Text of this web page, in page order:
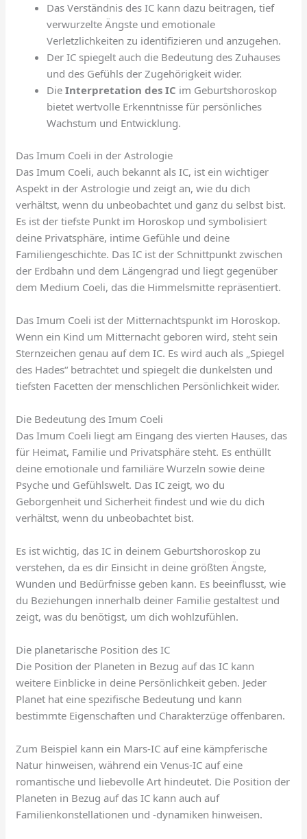
Das Verständnis des IC kann dazu beitragen, tief
verwurzelte Ängste und emotionale
Verletzlichkeiten zu identifizieren und anzugehen.
Der IC spiegelt auch die Bedeutung des Zuhauses
und des Gefühls der Zugehörigkeit wider.
DieInterpretation des IC im Geburtshoroskop
bietet wertvolle Erkenntnisse für persönliches
Wachstum und Entwicklung.
Das Imum Coeli in der Astrologie
Das Imum Coeli, auch bekannt als IC, ist ein wichtiger
Aspekt in der Astrologie und zeigt an, wie du dich
verhältst, wenn du unbeobachtet und ganz du selbst bist.
Es ist der tiefste Punkt im Horoskop und symbolisiert
deine Privatsphäre, intime Gefühle und deine
Familiengeschichte. Das IC ist der Schnittpunkt zwischen
der Erdbahn und dem Längengrad und liegt gegenüber
dem Medium Coeli, das die Himmelsmitte repräsentiert.
Das Imum Coeli ist der Mitternachtspunkt im Horoskop.
Wenn ein Kind um Mitternacht geboren wird, steht sein
Sternzeichen genau auf dem IC. Es wird auch als „Spiegel
des Hades“ betrachtet und spiegelt die dunkelsten und
tiefsten Facetten der menschlichen Persönlichkeit wider.
Die Bedeutung des Imum Coeli
Das Imum Coeli liegt am Eingang des vierten Hauses, das
für Heimat, Familie und Privatsphäre steht. Es enthüllt
deine emotionale und familiäre Wurzeln sowie deine
Psyche und Gefühlswelt. Das IC zeigt, wo du
Geborgenheit und Sicherheit findest und wie du dich
verhältst, wenn du unbeobachtet bist.
Es ist wichtig, das IC in deinem Geburtshoroskop zu
verstehen, da es dir Einsicht in deine größten Ängste,
Wunden und Bedürfnisse geben kann. Es beeinflusst, wie
du Beziehungen innerhalb deiner Familie gestaltest und
zeigt, was du benötigst, um dich wohlzufühlen.
Die planetarische Position des IC
Die Position der Planeten in Bezug auf das IC kann
weitere Einblicke in deine Persönlichkeit geben. Jeder
Planet hat eine spezifische Bedeutung und kann
bestimmte Eigenschaften und Charakterzüge offenbaren.
Zum Beispiel kann ein Mars-IC auf eine kämpferische
Natur hinweisen, während ein Venus-IC auf eine
romantische und liebevolle Art hindeutet. Die Position der
Planeten in Bezug auf das IC kann auch auf
Familienkonstellationen und -dynamiken hinweisen.